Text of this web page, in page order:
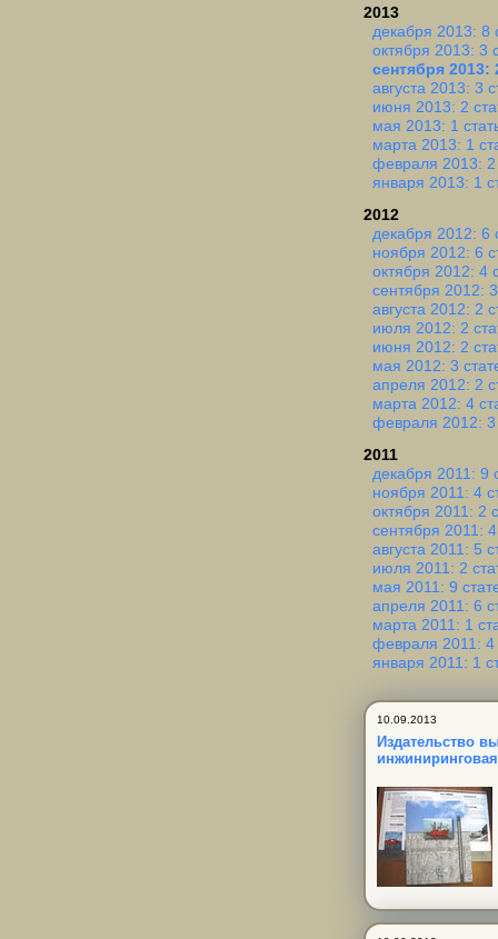
2013
декабря 2013: 8
октября 2013: 3
сентября 2013:
августа 2013: 3
июня 2013: 2
мая 2013: 1
марта 2013: 1
февраля 2013: 2
января 2013: 1
2012
декабря 2012: 6
ноября 2012: 6
октября 2012: 4
сентября 2012:
августа 2012: 2
июля 2012: 2
июня 2012: 2
мая 2012: 3
апреля 2012: 2
марта 2012: 4
февраля 2012: 3
2011
декабря 2011: 9
ноября 2011: 4
октября 2011: 2
сентября 2011:
августа 2011: 5
июля 2011: 2
мая 2011: 9
апреля 2011: 6
марта 2011: 1
февраля 2011: 4
января 2011: 1
10.09.2013
Издательство